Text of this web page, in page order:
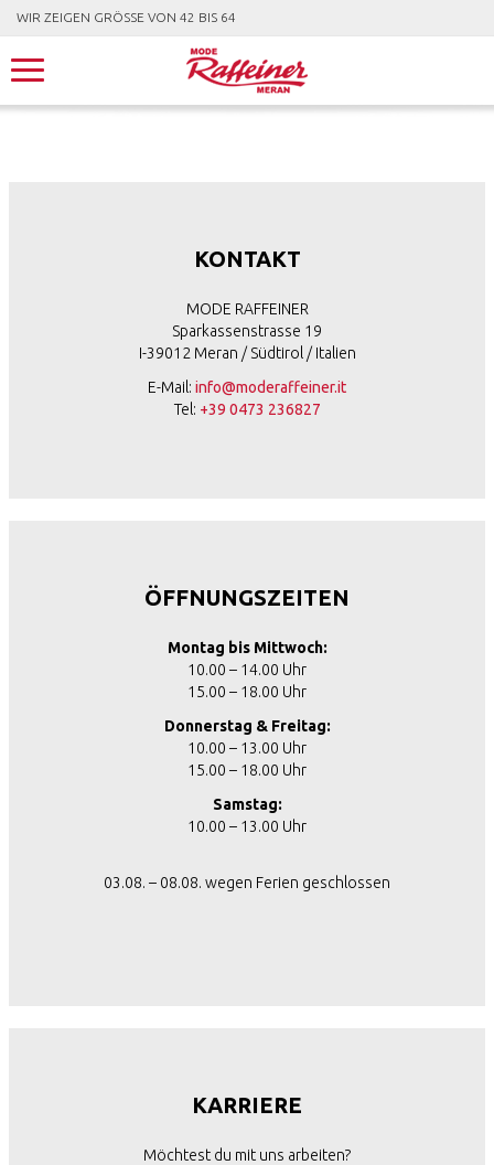
KONTAKT
MODE RAFFEINER
Sparkassenstrasse 19
I-39012 Meran / Südtirol / Italien
E-Mail: info@moderaffeiner.it
Tel: +39 0473 236827
ÖFFNUNGSZEITEN
Montag bis Mittwoch:
10.00 – 14.00 Uhr
15.00 – 18.00 Uhr
Donnerstag & Freitag:
10.00 – 13.00 Uhr
15.00 – 18.00 Uhr
Samstag:
10.00 – 13.00 Uhr
03.08. – 08.08. wegen Ferien geschlossen
KARRIERE
Möchtest du mit uns arbeiten?
WIR ZEIGEN GRÖSSE VON 42 BIS 64